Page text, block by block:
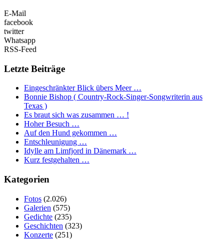
E-Mail
facebook
twitter
Whatsapp
RSS-Feed
Letzte Beiträge
Eingeschränkter Blick übers Meer …
Bonnie Bishop ( Country-Rock-Singer-Songwriterin aus
Texas )
Es braut sich was zusammen … !
Hoher Besuch …
Auf den Hund gekommen …
Entschleunigung …
Idylle am Limfjord in Dänemark …
Kurz festgehalten …
Kategorien
Fotos (2.026)
Galerien (575)
Gedichte (235)
Geschichten (323)
Konzerte (251)